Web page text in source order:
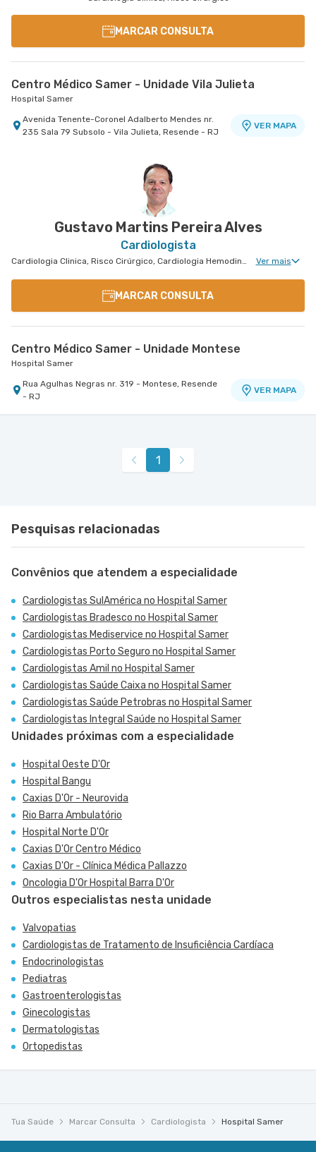
MARCAR CONSULTA
Centro Médico Samer - Unidade Vila Julieta
Hospital Samer
Avenida Tenente-Coronel Adalberto Mendes nr.
235 Sala 79 Subsolo - Vila Julieta, Resende - RJ
VER MAPA
Gustavo Martins Pereira Alves
Cardiologista
Cardiologia Clinica, Risco Cirúrgico, Cardiologia Hemodinâmica, Cirurgia Cardiovascular Ver mais
MARCAR CONSULTA
Centro Médico Samer - Unidade Montese
Hospital Samer
Rua Agulhas Negras nr. 319 - Montese, Resende
- RJ
VER MAPA
1
Pesquisas relacionadas
Convênios que atendem a especialidade
Cardiologistas SulAmérica no Hospital Samer
Cardiologistas Bradesco no Hospital Samer
Cardiologistas Mediservice no Hospital Samer
Cardiologistas Porto Seguro no Hospital Samer
Cardiologistas Amil no Hospital Samer
Cardiologistas Saúde Caixa no Hospital Samer
Cardiologistas Saúde Petrobras no Hospital Samer
Cardiologistas Integral Saúde no Hospital Samer
Unidades próximas com a especialidade
Hospital Oeste D'Or
Hospital Bangu
Caxias D'Or - Neurovida
Rio Barra Ambulatório
Hospital Norte D'Or
Caxias D'Or Centro Médico
Caxias D'Or - Clínica Médica Pallazzo
Oncologia D'Or Hospital Barra D'Or
Outros especialistas nesta unidade
Valvopatias
Cardiologistas de Tratamento de Insuficiência Cardíaca
Endocrinologistas
Pediatras
Gastroenterologistas
Ginecologistas
Dermatologistas
Ortopedistas
Tua Saúde Marcar Consulta Cardiologista Hospital Samer